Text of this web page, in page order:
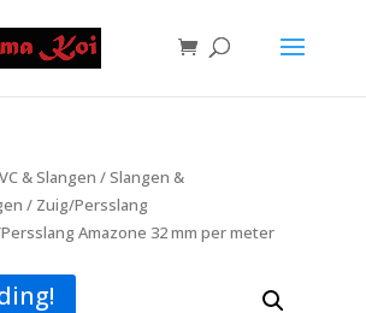
& Slangen /Slangen &
/ Zuig/Persslang
Amazone 32 mm per meter